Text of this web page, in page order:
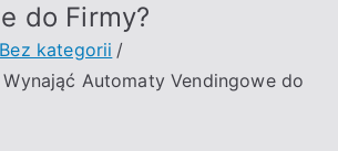
do Firmy?
Bez kategorii
Automaty Vendingowe do